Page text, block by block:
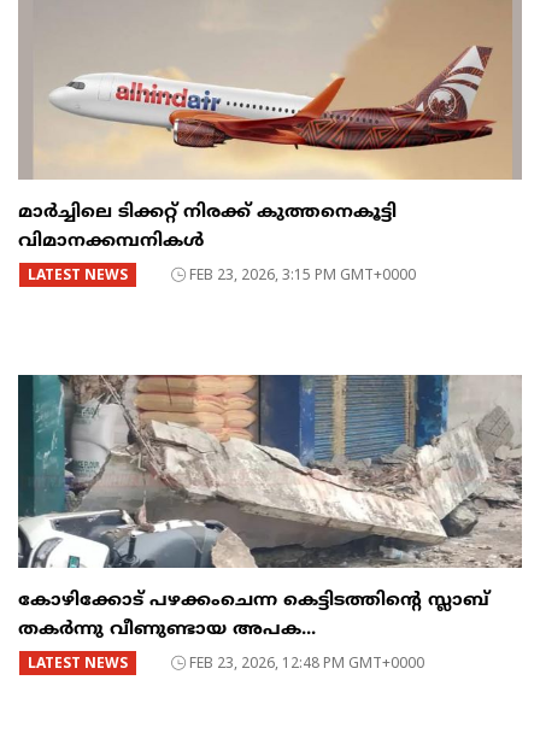
മാർച്ചിലെ ടിക്കറ്റ് നിരക്ക് കുത്തനെകൂട്ടി
വിമാനക്കമ്പനികൾ
LATEST NEWS FEB 23, 2026, 3:15 PM GMT+0000
കോഴിക്കോട് പഴക്കംചെന്ന കെട്ടിടത്തിന്റെ സ്ലാബ്
തകർന്നു വീണുണ്ടായ അപക...
LATEST NEWS FEB 23, 2026, 12:48 PM GMT+0000